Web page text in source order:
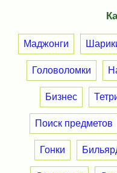
Маджонги
Головоломки
Бизнес
Поиск предметов
Гонки